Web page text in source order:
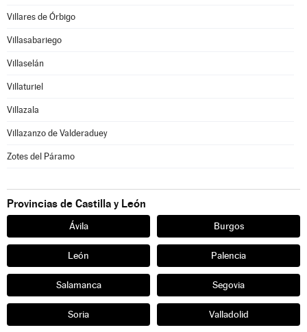
Villares de Órbigo
Villasabariego
Villaselán
Villaturiel
Villazala
Villazanzo de Valderaduey
Zotes del Páramo
Provincias de Castilla y León
Ávila Burgos
León Palencia
Salamanca Segovia
Soria Valladolid